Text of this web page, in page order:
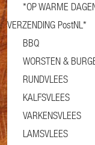
*OP WARME
VERZENDING PostNL*
BBQ
WORSTEN &
RUNDVLEES
KALFSVLEES
VARKENSVLEES
LAMSVLEES